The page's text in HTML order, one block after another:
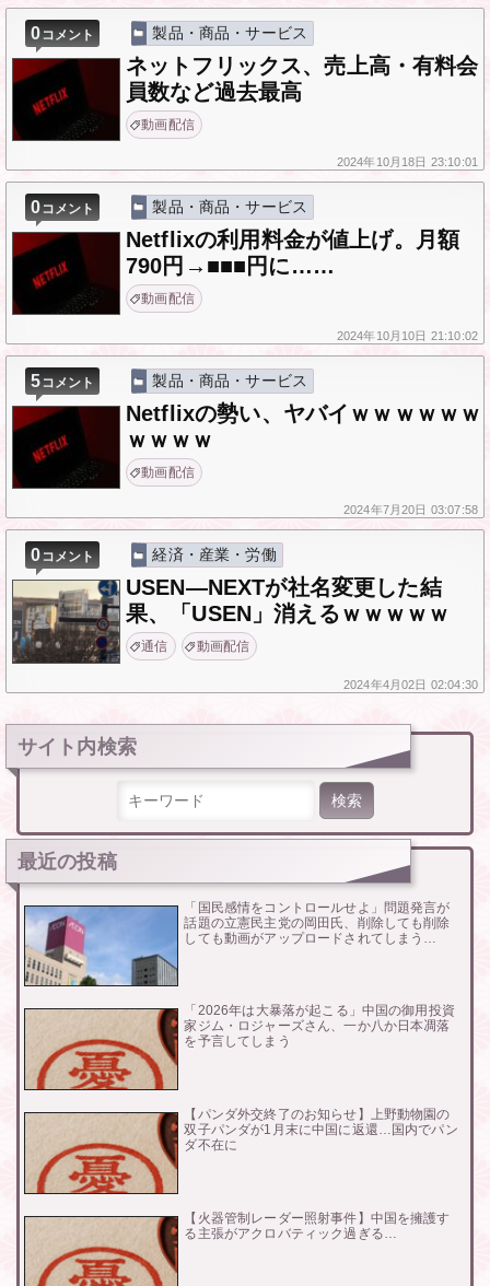
0コメント 製品・商品・サービス
ネットフリックス、売上高・有料会
員数など過去最高
動画配信
2024年10月18日 23:10:01
0コメント 製品・商品・サービス
Netflixの利用料金が値上げ。月額
790円→■■■円に……
動画配信
2024年10月10日 21:10:02
5コメント 製品・商品・サービス
Netflixの勢い、ヤバイｗｗｗｗｗｗ
ｗｗｗｗ
動画配信
2024年7月20日 03:07:58
0コメント 経済・産業・労働
USEN―NEXTが社名変更した結
果、「USEN」消えるｗｗｗｗｗ
通信 動画配信
2024年4月02日 02:04:30
サイト内検索
最近の投稿
「国民感情をコントロールせよ」問題発言が
話題の立憲民主党の岡田氏、削除しても削除
しても動画がアップロードされてしまう…
「2026年は大暴落が起こる」中国の御用投資
家ジム・ロジャーズさん、一か八か日本凋落
を予言してしまう
【パンダ外交終了のお知らせ】上野動物園の
双子パンダが1月末に中国に返還…国内でパン
ダ不在に
【火器管制レーダー照射事件】中国を擁護す
る主張がアクロバティック過ぎる…